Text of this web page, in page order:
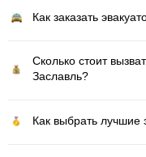
Как заказать
Сколько стоит
Заславль?
Как выбрать лучшие